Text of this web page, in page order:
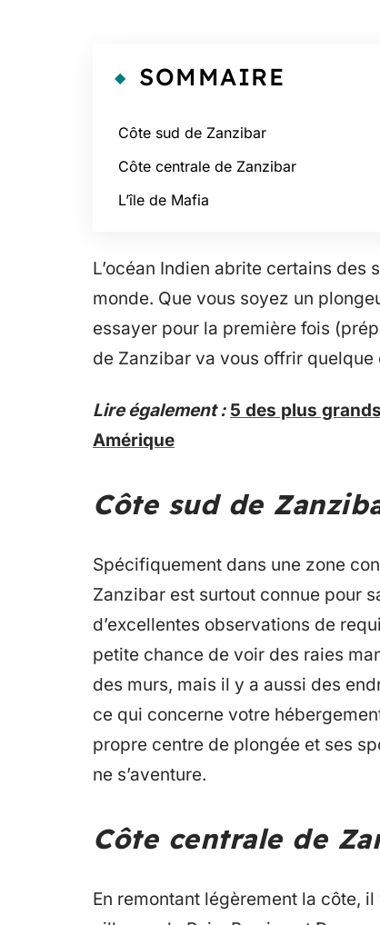
SOMMAIRE
Côte sud de Zanzibar
Côte centrale de Zanzibar
L’île de Mafia
L’océan Indien abrite certains
monde. Que vous soyez un
essayer pour la première fois
de Zanzibar va vous offrir
Lire également : 5 des plus
Amérique
Côte sud de
Spécifiquement dans une zone
Zanzibar est surtout connue pour
d’excellentes observations de
petite chance de voir des raies
des murs, mais il y a aussi des
ce qui concerne votre
propre centre de plongée et ses
ne s’aventure.
Côte centrale de
En remontant légèrement la côte,